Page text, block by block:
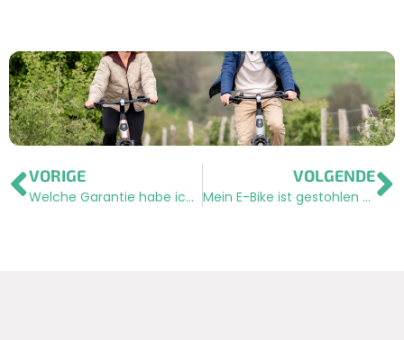
VORIGE
Welche Garantie habe ich auf mein E-Bike?
VOLGENDE
Mein E-Bike ist gestohlen worden. Was sollte ich tun?